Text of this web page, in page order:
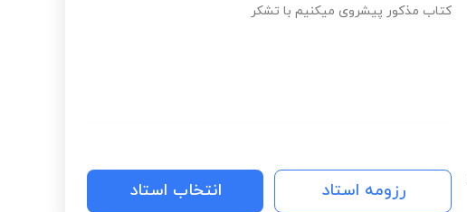
کتاب مذکور پیشروی میکنیم با تشکر
رزومه استاد انتخاب استاد